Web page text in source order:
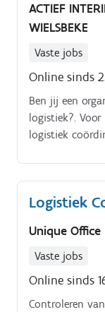
uitlevering
opvolging van
terrein, in de
ACTIEF
WIELSBEKE
Vaste jobs
Online sinds
Ben jij een
logistiek?.
logistiek
optimaliseren
en draagt de
kwaliteits- en
vrachten Je
team en
organisatie
het correcte
Logistiek
Unique Office
Vaste jobs
Online sinds
Controleren